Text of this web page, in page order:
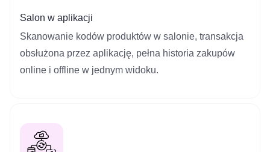
Salon w aplikacji
Skanowanie kodów produktów w salonie, transakcja
obsłużona przez aplikację, pełna historia zakupów
online i offline w jednym widoku.